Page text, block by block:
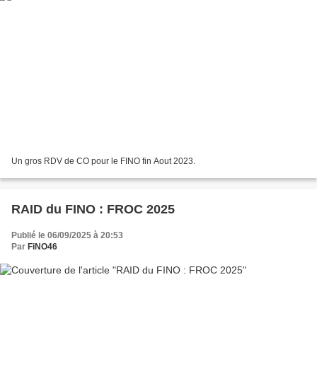
Un gros RDV de CO pour le FINO fin Aout 2023.
RAID du FINO : FROC 2025
Publié le 06/09/2025 à 20:53
Par FiNO46